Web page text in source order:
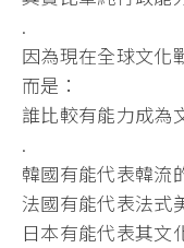
.
因為現在全球文化
而是：
誰比較有能力成為
.
韓國有能代表韓流
法國有能代表法式
日本有能代表其文